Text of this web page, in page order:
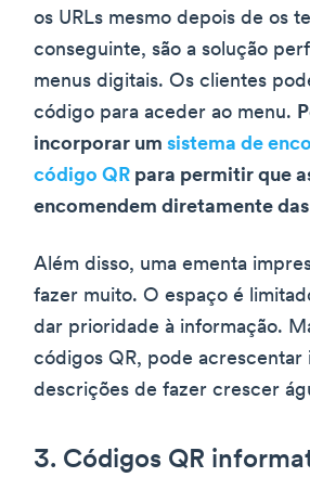
os URLs mesmo depois de os
conseguinte, são a solução
menus digitais. Os clientes
código para aceder ao menu.
incorporar um sistema de
código QR para permitir que
encomendem diretamente das
Além disso, uma ementa
fazer muito. O espaço é
dar prioridade à informação.
códigos QR, pode acrescentar
descrições de fazer crescer
3. Códigos QR